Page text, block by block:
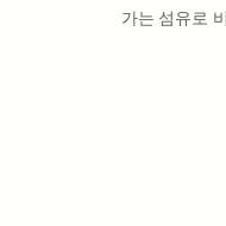
가는 섬유로